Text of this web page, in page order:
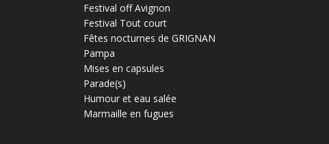
Festival off Avignon
Festival Tout court
Fêtes nocturnes de GRIGNAN
Pampa
Mises en capsules
Parade(s)
Humour et eau salée
Marmaille en fugues